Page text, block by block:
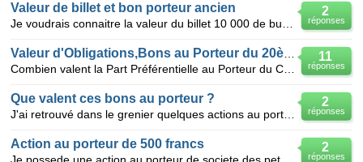
2
réponses
Valeur de billet et bon porteur ancien
11
réponses
2
réponses
Que valent ces bons au porteur ?
2
réponses
Action au porteur de 500 francs